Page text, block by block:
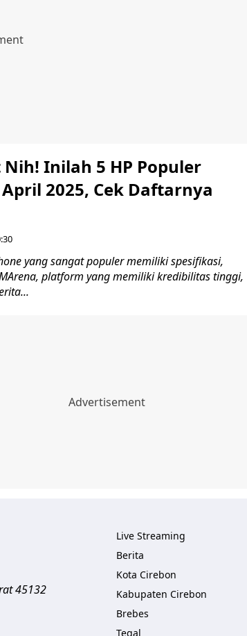
Inilah 5 HP Populer
2025, Cek Daftarnya
yang sangat populer memiliki spesifikasi,
platform yang memiliki kredibilitas tinggi,
45132
Live Streaming
Berita
Kota Cirebon
Kabupaten Cirebon
Brebes
Tegal